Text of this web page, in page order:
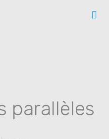
parallèles